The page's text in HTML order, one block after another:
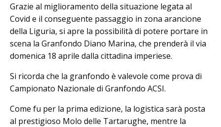
Grazie al miglioramento della situazione legata al
Covid e il conseguente passaggio in zona arancione
della Liguria, si apre la possibilità di potere portare in
scena la Granfondo Diano Marina, che prenderà il via
domenica 18 aprile dalla cittadina imperiese.
Si ricorda che la granfondo è valevole come prova di
Campionato Nazionale di Granfondo ACSI.
Come fu per la prima edizione, la logistica sarà posta
al prestigioso Molo delle Tartarughe, mentre la